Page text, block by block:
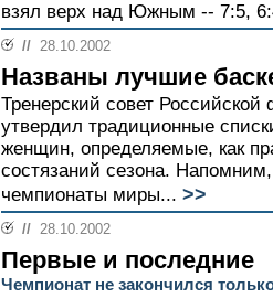
взял верх над Южным -- 7:5,
// 28.10.2002
Названы лучшие
Тренерский совет
утвердил традиционные
женщин, определяемые, как
состязаний сезона.
чемпионаты миры... >>
// 28.10.2002
Первые и последние
Чемпионат не закончился